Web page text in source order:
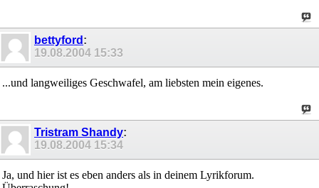
bettyford :
19.08.2004 15:33
...und langweiliges Geschwafel, am liebsten mein eigenes.
Tristram Shandy:
19.08.2004 15:34
Ja, und hier ist es eben anders als in deinem Lyrikforum.